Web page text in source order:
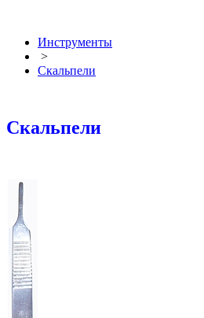
Инструменты
>
Скальпели
Скальпели